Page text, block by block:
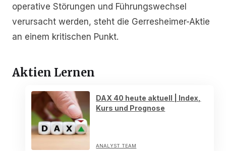
operative Störungen und Führungswechsel
verursacht werden, steht die Gerresheimer-Aktie
an einem kritischen Punkt.
Aktien Lernen
DAX 40 heute aktuell | Index,
Kurs und Prognose
ANALYST TEAM